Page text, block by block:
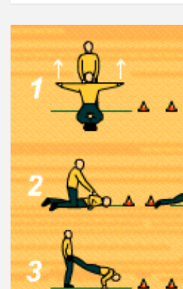
90 º.Realizar 2 Vueltas
recuperación.